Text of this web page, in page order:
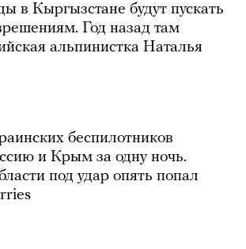
в Кыргызстане будут пускать
Год назад там
альпинистка Наталья
беспилотников
и Крым за одну ночь.
под удар опять попал